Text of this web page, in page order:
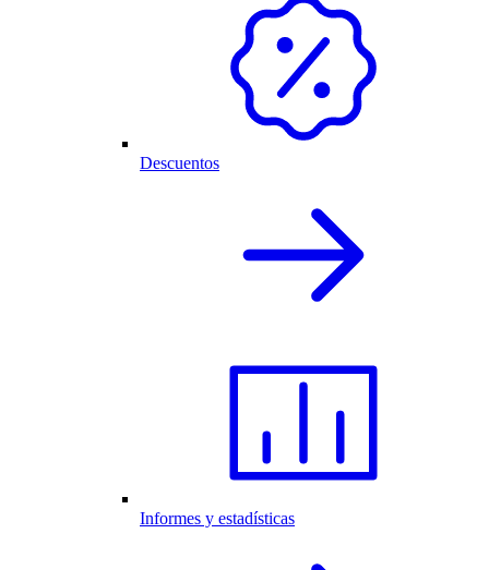
Descuentos
Informes y estadísticas